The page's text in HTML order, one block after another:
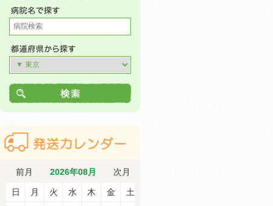
前月 次月
2026年08月
日 月 火 水 木 金
土